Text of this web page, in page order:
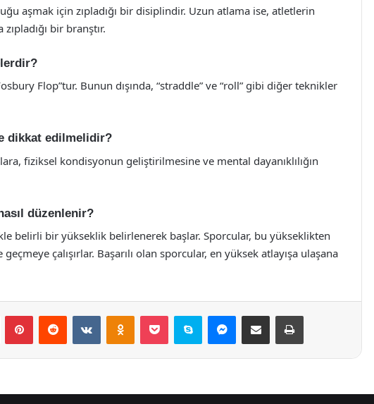
aşmak için zıpladığı bir disiplindir. Uzun atlama ise, atletlerin
bir branştır.
Flop”tur. Bunun dışında, “straddle” ve “roll” gibi diğer teknikler
dikkat edilmelidir?
fiziksel kondisyonun geliştirilmesine ve mental dayanıklılığın
düzenlenir?
belirli bir yükseklik belirlenerek başlar. Sporcular, bu yükseklikten
çalışırlar. Başarılı olan sporcular, en yüksek atlayışa ulaşana
PinterestReddit VKontakteOdnoklassniki
Pocket Skype Messenger
E-Posta ile paylaş Yazdır